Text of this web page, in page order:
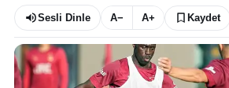
Sesli Dinle A− A+ Kaydet